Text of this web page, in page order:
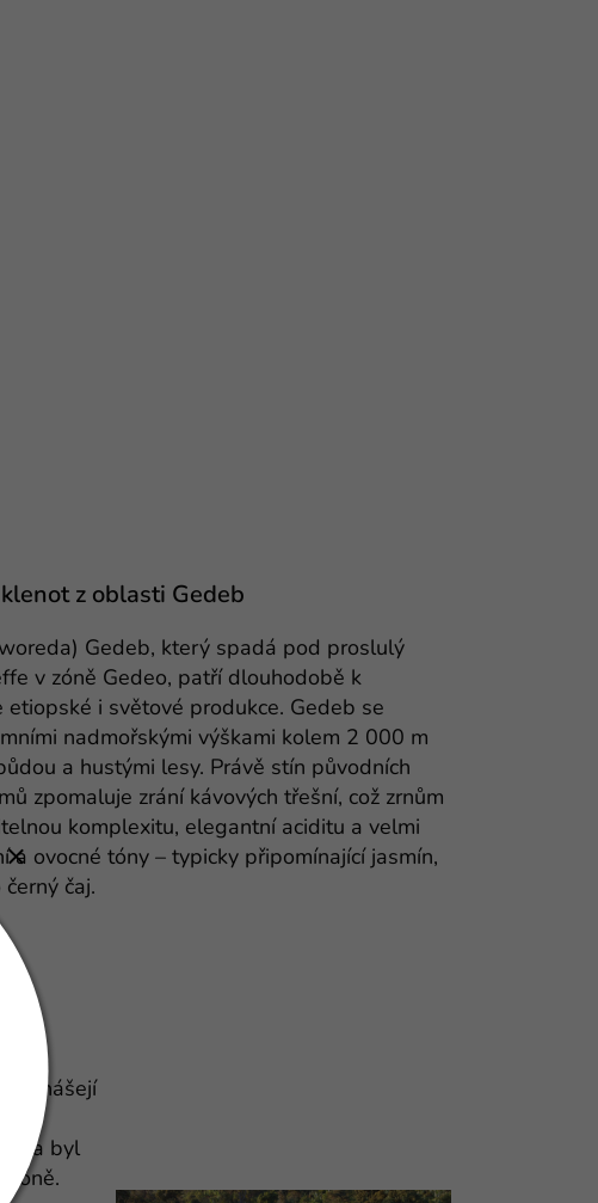
z oblasti Gedeb
Gedeb, který spadá pod proslulý
v zóně Gedeo, patří dlouhodobě k
etiopské i světové produkce. Gedeb se
nadmořskými výškami kolem 2 000 m
a hustými lesy. Právě stín původních
zpomaluje zrání kávových třešní, což zrnům
komplexitu, elegantní aciditu a velmi
a ovocné tóny – typicky připomínající jasmín,
černý čaj.
přenášejí
a byl